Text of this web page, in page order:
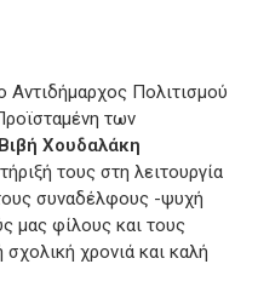
Πολιτισμού
των
Βιβή Χουδαλάκη
τους στη λειτουργία
συναδέλφους -ψυχή
μας φίλους και τους
χρονιά και καλή